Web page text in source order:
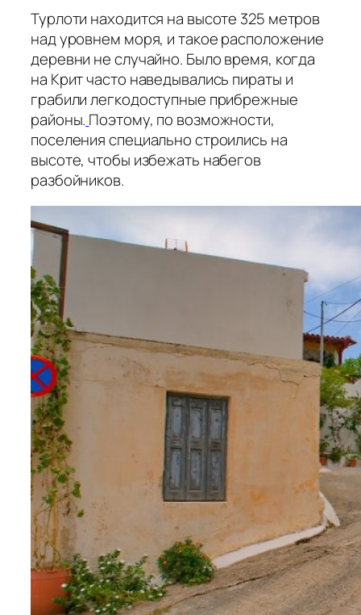
Турлоти находится на высоте 325 метров
над уровнем моря, и такое расположение
деревни не случайно. Было время, когда
на Крит часто наведывались пираты и
грабили легкодоступные прибрежные
районы. Поэтому, по возможности,
поселения специально строились на
высоте, чтобы избежать набегов
разбойников.